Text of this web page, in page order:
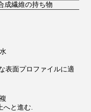
成繊維の持ち物
表面プロファイルに適
へと進む.